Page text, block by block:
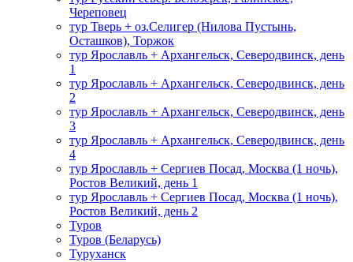
Череповец
тур Тверь + оз.Селигер (Нилова Пустынь,
Осташков), Торжок
тур Ярославль + Архангельск, Северодвинск, день
1
тур Ярославль + Архангельск, Северодвинск, день
2
тур Ярославль + Архангельск, Северодвинск, день
3
тур Ярославль + Архангельск, Северодвинск, день
4
тур Ярославль + Сергиев Посад, Москва (1 ночь),
Ростов Великий, день 1
тур Ярославль + Сергиев Посад, Москва (1 ночь),
Ростов Великий, день 2
Туров
Туров (Беларусь)
Туруханск